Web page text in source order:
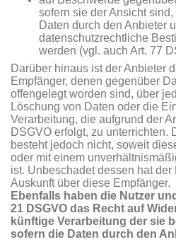
sofern sie der Ansicht
Daten durch den Anbieter
datenschutzrechtliche
werden (vgl. auch Art. 77
Darüber hinaus ist der Anbieter
Empfänger, denen gegenüber
offengelegt worden sind, über
Löschung von Daten oder die
Verarbeitung, die aufgrund der
DSGVO erfolgt, zu unterrichten.
besteht jedoch nicht, soweit
oder mit einem
ist. Unbeschadet dessen hat
Auskunft über diese Empfänger.
Ebenfalls haben die Nutzer
21 DSGVO das Recht auf
künftige Verarbeitung der sie
sofern die Daten durch den